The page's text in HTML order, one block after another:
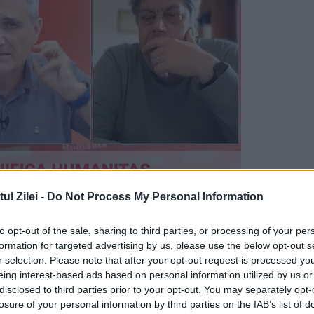
Zilei - Do Not Process My Personal Information
opt-out of the sale, sharing to third parties, or processing of your
for targeted advertising by us, please use the below opt-out
selection. Please note that after your opt-out request is processed
interest-based ads based on personal information utilized by us
to third parties prior to your opt-out. You may separately
of your personal information by third parties on the IAB’s list of
locuia, iar acesta s-a răzbunat pe el și l-a
spus că nu poate intra în apartament